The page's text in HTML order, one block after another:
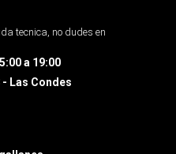
tecnica, no dudes en
a 19:00
- Las Condes